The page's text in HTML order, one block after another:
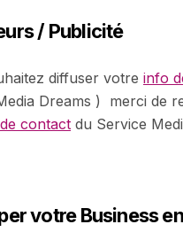
/ Publicité
diffuser votre info
Dreams ) merci de
contact du Service
votre Business